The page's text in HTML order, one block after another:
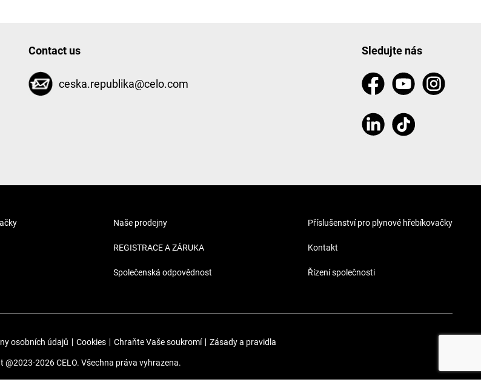
Contact us
ceska.republika@celo.com
Sledujte nás
Naše prodejny
REGISTRACE A ZÁRUKA
Společenská odpovědnost
Příslušenství pro plynové hřebíkovačky
Kontakt
Řízení společnosti
osobních údajů Cookies Chraňte Vaše soukromí Zásady a pravidla
@2023-2026 CELO. Všechna práva vyhrazena.